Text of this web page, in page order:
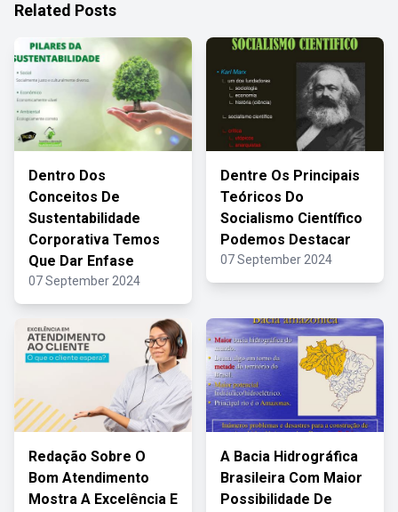
Related Posts
Dentro Dos
Conceitos De
Sustentabilidade
Corporativa Temos
Que Dar Enfase
07 September 2024
Dentre Os Principais
Teóricos Do
Socialismo Científico
Podemos Destacar
07 September 2024
Redação Sobre O
Bom Atendimento
Mostra A Excelência E
A Bacia Hidrográfica
Brasileira Com Maior
Possibilidade De